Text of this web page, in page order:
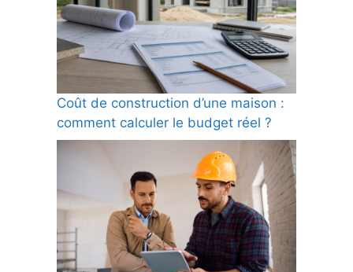
Coût de construction d’une maison :
comment calculer le budget réel ?